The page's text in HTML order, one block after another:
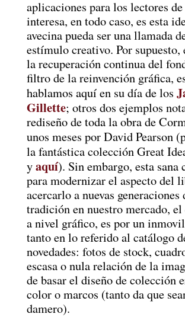
aplicaciones para los lectores
interesa, en todo caso, es esta
avecina pueda ser una llamada
estímulo creativo. Por
la recuperación continua del
filtro de la reinvención gráfica,
hablamos aquí en su día de los
Gillette; otros dos ejemplos
rediseño de toda la obra de
unos meses por David Pearson
la fantástica colección Great
yaquí). Sin embargo, esta
para modernizar el aspecto del
acercarlo a nuevas
tradición en nuestro mercado,
a nivel gráfico, es por un
tanto en lo referido al catálogo
novedades: fotos de stock,
escasa o nula relación de la
de basar el diseño de colección
color o marcos (tanto da que
damero).